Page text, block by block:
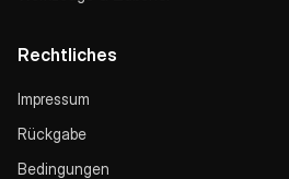
Rechtliches
Impressum
Rückgabe
Bedingungen